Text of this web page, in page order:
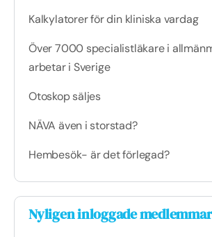
Kalkylatorer för din kliniska vardag
Över 7000 specialistläkare i
arbetar i Sverige
Otoskop säljes
NÄVA även i storstad?
Hembesök- är det förlegad?
Nyligen inloggade medlemmar